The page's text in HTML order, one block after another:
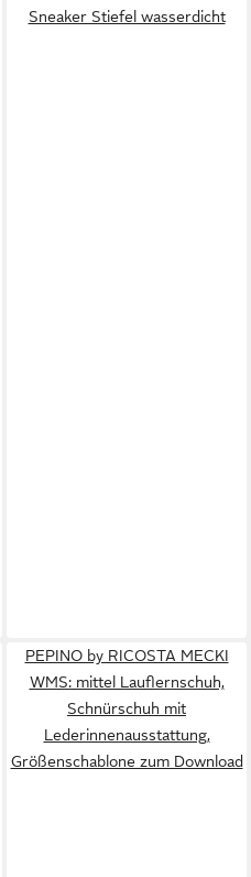
Sneaker Stiefel wasserdicht
PEPINO by RICOSTA MECKI
WMS: mittel Lauflernschuh,
Schnürschuh mit
Lederinnenausstattung,
Größenschablone zum Download